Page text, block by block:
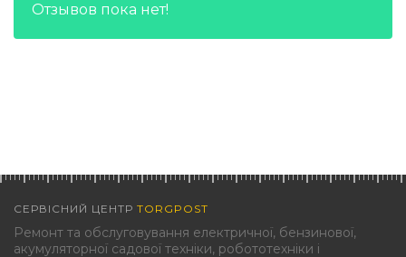
Отзывов пока нет!
СЕРВІСНИЙ ЦЕНТР TORGPOST
Ремонт та обслуговування електричної, бензинової,
акумуляторної садової техніки, робототехніки і